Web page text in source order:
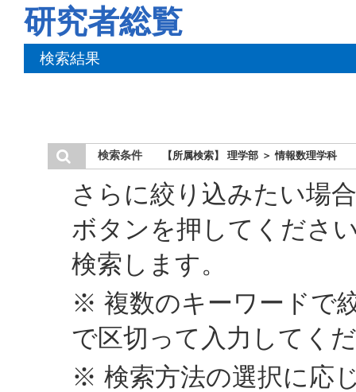
研究者総覧
検索結果
検索条件 【所属検索】 理学部 ＞ 情報数理学科
さらに絞り込みたい場
ボタンを押してくださ
検索します。
※ 複数のキーワードで
で区切って入力してく
※ 検索方法の選択に応